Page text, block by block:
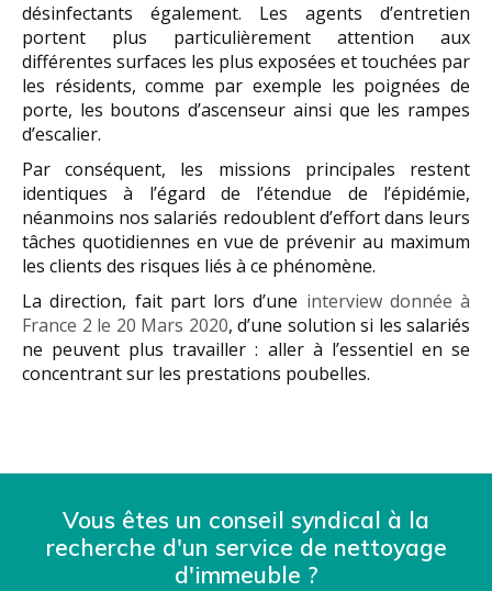
désinfectants également. Les agents d’entretien
portent plus particulièrement attention aux
différentes surfaces les plus exposées et touchées par
les résidents, comme par exemple les poignées de
porte, les boutons d’ascenseur ainsi que les rampes
d’escalier.
Par conséquent, les missions principales restent
identiques à l’égard de l’étendue de l’épidémie,
néanmoins nos salariés redoublent d’effort dans leurs
tâches quotidiennes en vue de prévenir au maximum
les clients des risques liés à ce phénomène.
La direction, fait part lors d’une interview donnée à
France 2 le 20 Mars 2020, d’une solution si les salariés
ne peuvent plus travailler : aller à l’essentiel en se
concentrant sur les prestations poubelles.
Vous êtes un conseil syndical à la
recherche d'un service de nettoyage
d'immeuble ?